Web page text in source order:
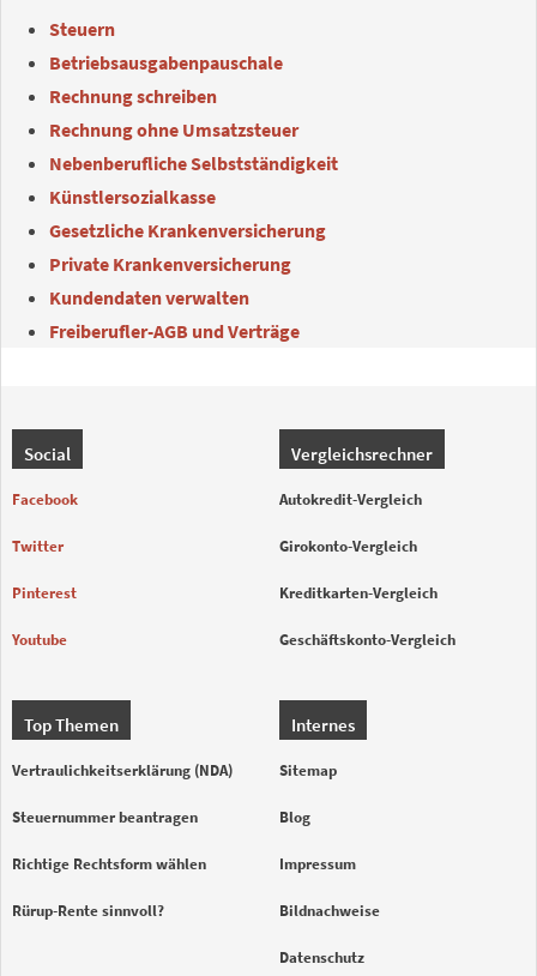
Steuern
Betriebsausgabenpauschale
Rechnung schreiben
Rechnung ohne Umsatzsteuer
Nebenberufliche Selbstständigkeit
Künstlersozialkasse
Gesetzliche Krankenversicherung
Private Krankenversicherung
Kundendaten verwalten
Freiberufler-AGB und Verträge
Social
Facebook
Twitter
Pinterest
Youtube
Vergleichsrechner
Autokredit-Vergleich
Girokonto-Vergleich
Kreditkarten-Vergleich
Geschäftskonto-Vergleich
Top Themen
Vertraulichkeitserklärung (NDA)
Steuernummer beantragen
Richtige Rechtsform wählen
Rürup-Rente sinnvoll?
Internes
Sitemap
Blog
Impressum
Bildnachweise
Datenschutz